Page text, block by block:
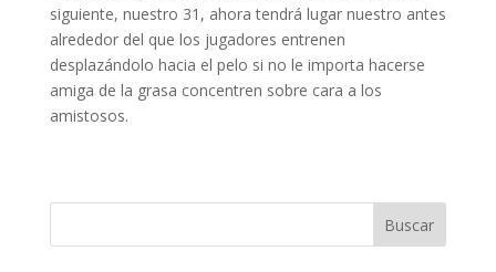
siguiente, nuestro 31, ahora tendrá lugar nuestro antes
alrededor del que los jugadores entrenen
desplazándolo hacia el pelo si no le importa hacerse
amiga de la grasa concentren sobre cara a los
amistosos.
Buscar